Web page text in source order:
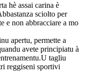
hè assai carina è
sciolto per
e non abbracciare a mo
apertu, permette a
avete principiatu à
tagliu
reggiseni sportivi